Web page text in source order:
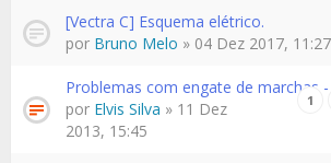
[Vectra C] Esquema elétrico.
por Bruno Melo » 04 Dez 2017, 11:27
Problemas com engate de marchas -
1
por Elvis Silva » 11 Dez
2013, 15:45